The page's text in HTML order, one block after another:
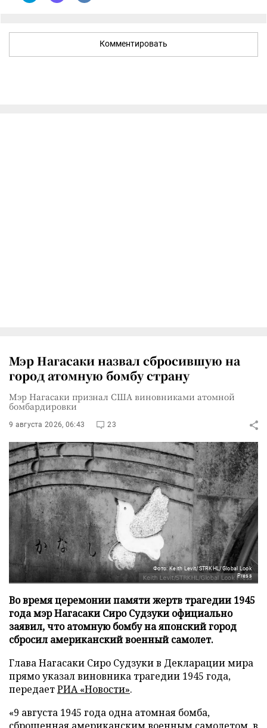
Комментировать
Мэр Нагасаки назвал сбросившую на
город атомную бомбу страну
Мэр Нагасаки признал США виновниками атомной
бомбардировки
9 августа 2026, 06:43 23
Фото: Keith Levit/STRKHL/Global Look
Press
Во время церемонии памяти жертв трагедии 1945
года мэр Нагасаки Сиро Судзуки официально
заявил, что атомную бомбу на японский город
сбросил американский военный самолет.
Глава Нагасаки Сиро Судзуки в Декларации мира
прямо указал виновника трагедии 1945 года,
передаетРИА «Новости».
«9 августа 1945 года одна атомная бомба,